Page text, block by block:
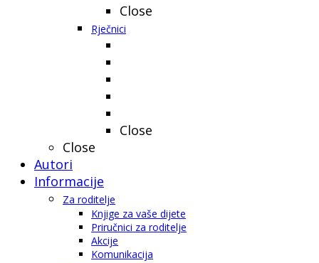
Close
Rječnici
Close
Close
Autori
Informacije
Za roditelje
Knjige za vaše dijete
Priručnici za roditelje
Akcije
Komunikacija